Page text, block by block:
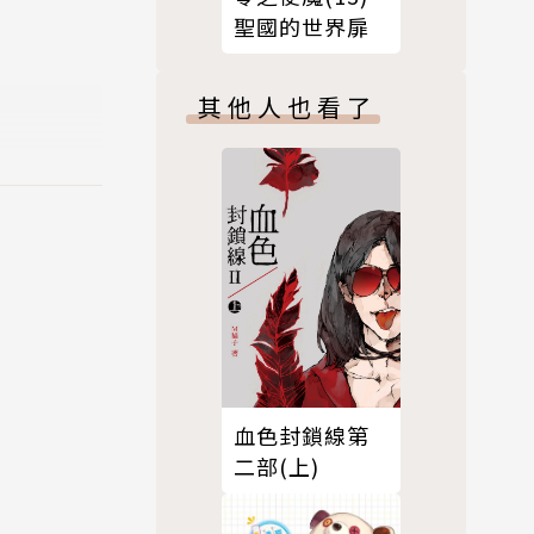
聖國的世界扉
其他人也看了
血色封鎖線第
二部(上)